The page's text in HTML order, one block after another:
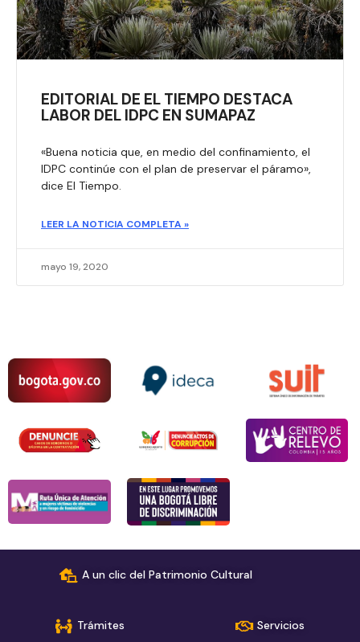
EDITORIAL DE EL TIEMPO DESTACA
LABOR DEL IDPC EN SUMAPAZ
«Buena noticia que, en medio del confinamiento, el
IDPC continúe con el plan de preservar el páramo»,
dice El Tiempo.
LEER LA NOTICIA COMPLETA »
mayo 19, 2020
A un clic del Patrimonio Cultural
Trámites Servicios